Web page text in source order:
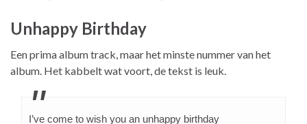
Unhappy Birthday
Een prima album track, maar het minste nummer van het
album. Het kabbelt wat voort, de tekst is leuk.
I’ve come to wish you an unhappy birthday